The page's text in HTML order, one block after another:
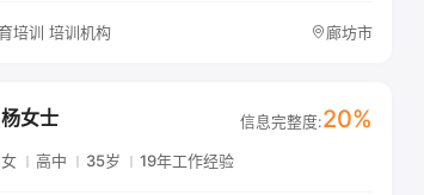
培训 培训机构 廊坊市
杨女士 信息完整度:20%
女 高中 35岁 19年工作经验